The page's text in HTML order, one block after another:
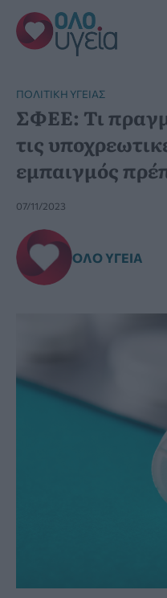
Μετάβαση
στο
περιεχόμενο
ΠΟΛΙΤΙΚΉ ΥΓΕΊΑΣ
ΣΦΕΕ: Τι
τις
εμπαιγμός
07/11/2023
ΌΛΟ ΥΓΕΊΑ